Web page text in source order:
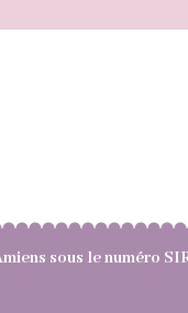
sous le numéro